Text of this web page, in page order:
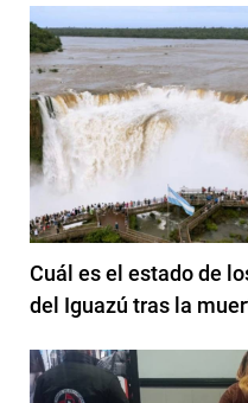
Cuál es el estado de
del Iguazú tras la